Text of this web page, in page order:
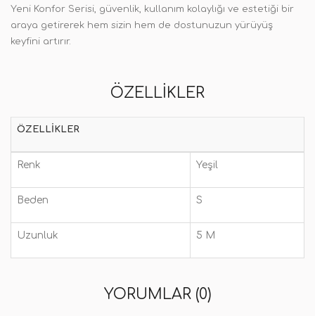
Yeni Konfor Serisi, güvenlik, kullanım kolaylığı ve estetiği bir
araya getirerek hem sizin hem de dostunuzun yürüyüş
keyfini artırır.
ÖZELLIKLER
ÖZELLIKLER
Renk Yeşil
Beden S
Uzunluk 5 M
YORUMLAR (0)